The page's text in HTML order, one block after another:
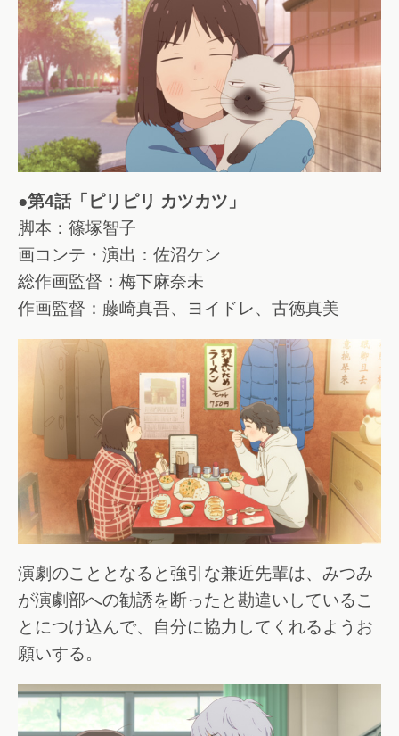
●第4話「ピリピリ カツカツ」
脚本：篠塚智子
画コンテ・演出：佐沼ケン
総作画監督：梅下麻奈未
作画監督：藤崎真吾、ヨイドレ、古徳真美
演劇のこととなると強引な兼近先輩は、みつみ
が演劇部への勧誘を断ったと勘違いしているこ
とにつけ込んで、自分に協力してくれるようお
願いする。